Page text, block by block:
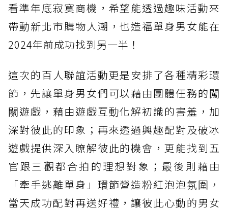
看準年底寂寞商機，希望能透過趣味活動來
帶動新北市購物人潮，也造福單身男女能在
2024年前成功找到另一半！
這次的百人聯誼活動更是安排了各種精彩環
節，先讓單身男女們可以藉由團體任務的闖
關遊戲，藉由遊戲互動化解初識的害羞，加
深對彼此的印象；再來透過興趣配對及破冰
遊戲提供深入瞭解彼此的機會，更能找到五
官跟三觀都合拍的理想對象；最後則藉由
「牽手逃離單身」環節營造粉紅泡泡氛圍，
當天成功配對再送好禮，讓彼此心動的男女